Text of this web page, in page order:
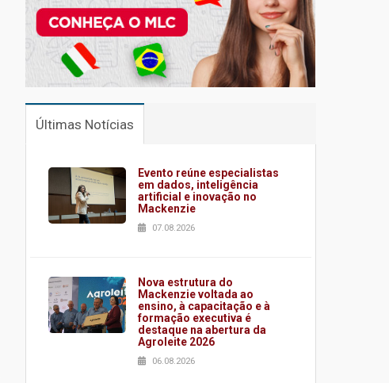
Últimas Notícias
Evento reúne especialistas
em dados, inteligência
artificial e inovação no
Mackenzie
07.08.2026
Nova estrutura do
Mackenzie voltada ao
ensino, à capacitação e à
formação executiva é
destaque na abertura da
Agroleite 2026
06.08.2026